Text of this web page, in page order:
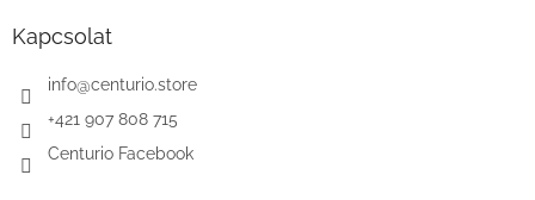
Kapcsolat
info@centurio.store
+421 907 808 715
Centurio Facebook